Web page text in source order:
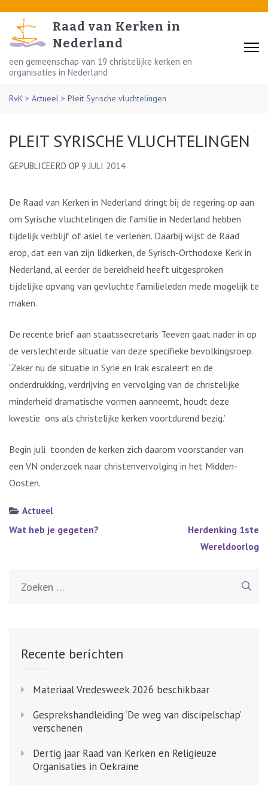
content
(Press
Enter)
Raad van Kerken in
Nederland
een gemeenschap van 19 christelijke kerken en
organisaties in Nederland
RvK > Actueel > Pleit Syrische vluchtelingen
PLEIT SYRISCHE VLUCHTELINGEN
GEPUBLICEERD OP 9 JULI 2014
De Raad van Kerken in Nederland dringt bij de regering op aan
om Syrische vluchtelingen die familie in Nederland hebben
tijdelijk verblijf of asiel te verlenen. Daarbij wijst de Raad
erop, dat een van zijn lidkerken, de Syrisch-Orthodoxe Kerk in
Nederland, al eerder de bereidheid heeft uitgesproken
tijdelijke opvang van gevluchte familieleden mede mogelijk te
maken.
De recente brief aan staatssecretaris Teeven gaat nader in op
de verslechterde situatie van deze specifieke bevolkingsroep.
‘Zeker nu de situatie in Syrië en Irak escaleert en de
onderdrukking, verdrijving en vervolging van de christelijke
minderheid dramatische vormen aanneemt, houdt deze
kwestie ons als christelijke kerken voortdurend bezig.’
Begin juli toonden de kerken zich daarom voorstander van
een VN onderzoek naar christenvervolging in het Midden-
Oosten.
Actueel
Bericht
Wat heb je gegeten?
Herdenking 1ste
Wereldoorlog
Recente berichten
Materiaal Vredesweek 2026 beschikbaar
Gesprekshandleiding ‘De weg van discipelschap’
verschenen
Dertig jaar Raad van Kerken en Religieuze
Organisaties in Oekraïne